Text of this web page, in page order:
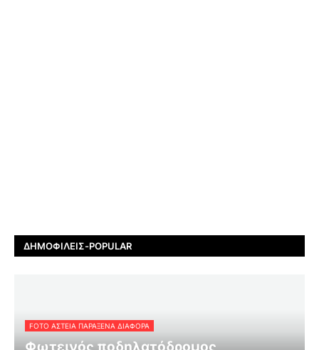
ΔΗΜΟΦΙΛΕΊΣ-POPULAR
FOTO ΑΣΤΕΙΑ ΠΑΡΑΞΕΝΑ ΔΙΑΦΟΡΑ